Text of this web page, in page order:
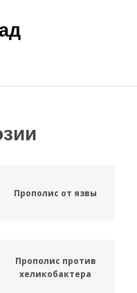
Прополис от язвы
Прополис против
хеликобактера